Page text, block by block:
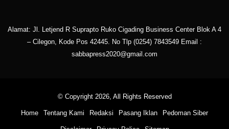
Alamat: Jl. Letjend R Suprapto Ruko Cigading Business Center Blok A 4
– Cilegon, Kode Pos 42445. No Tlp (0254) 7843549 Email :
sabbapress2020@gmail.com
© Copyright 2026, All Rights Reserved
Home Tentang Kami Redaksi Pasang Iklan Pedoman Siber